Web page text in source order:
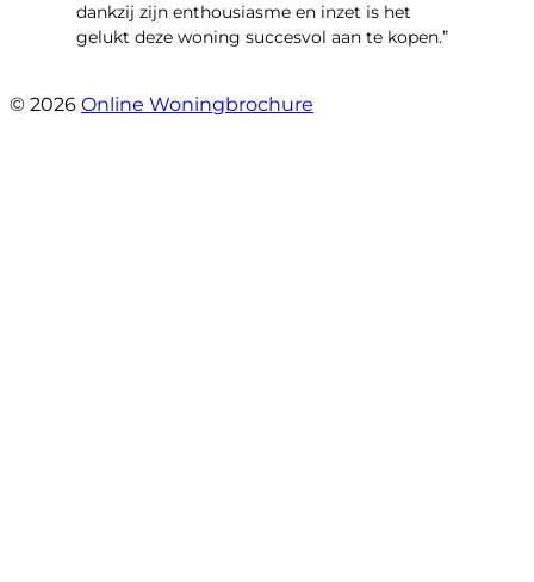
dankzij zijn enthousiasme en inzet is het
gelukt deze woning succesvol aan te kopen.”
© 2026 Online Woningbrochure